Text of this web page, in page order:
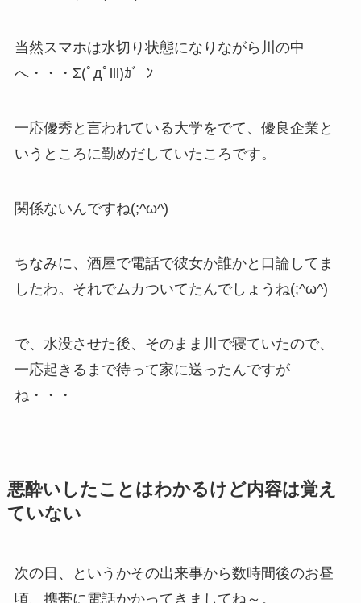
当然スマホは水切り状態になりながら川の中
へ・・・Σ(ﾟдﾟlll)ｶﾞｰﾝ
一応優秀と言われている大学をでて、優良企業と
いうところに勤めだしていたころです。
関係ないんですね(;^ω^)
ちなみに、酒屋で電話で彼女か誰かと口論してま
したわ。それでムカついてたんでしょうね(;^ω^)
で、水没させた後、そのまま川で寝ていたので、
一応起きるまで待って家に送ったんですが
ね・・・
悪酔いしたことはわかるけど内容は覚え
ていない
次の日、というかその出来事から数時間後のお昼
頃、携帯に電話かかってきましてね～。